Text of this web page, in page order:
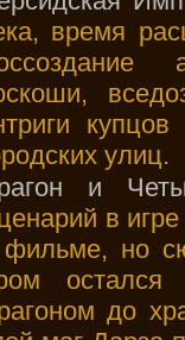
время
улиц.
и
в
но
до